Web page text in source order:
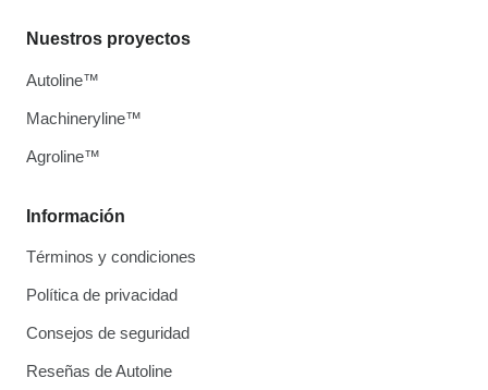
Información
Términos y condiciones
Política de privacidad
Consejos de seguridad
Reseñas de Autoline
Nuestros proyectos
Autoline™
Machineryline™
Agroline™